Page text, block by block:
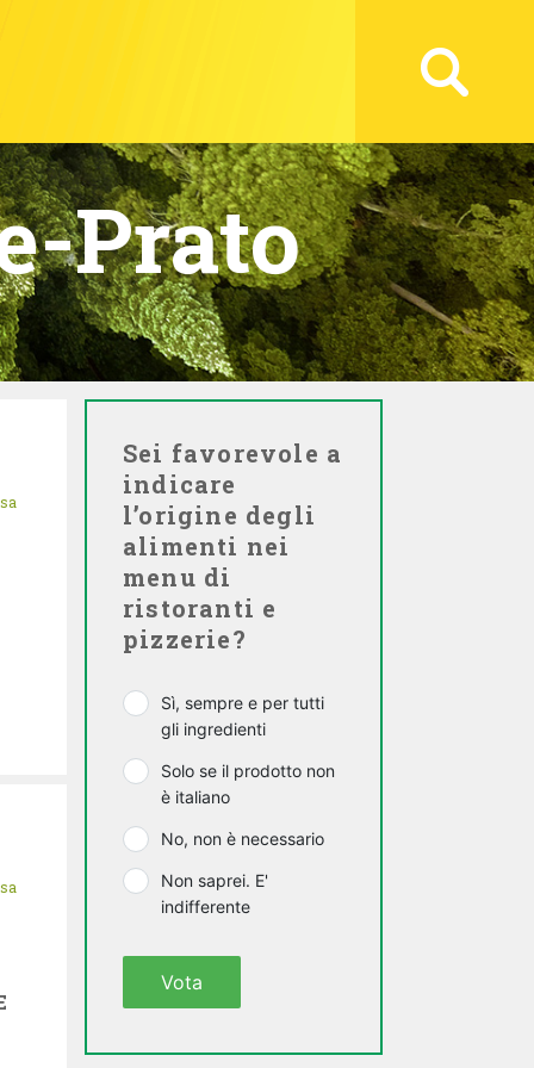
Prato
Sei favorevole a
indicare
l’origine degli
alimenti nei
menu di
ristoranti e
pizzerie?
Sì, sempre e per tutti
gli ingredienti
Solo se il prodotto non
è italiano
No, non è necessario
Non saprei. E'
indifferente
Vota